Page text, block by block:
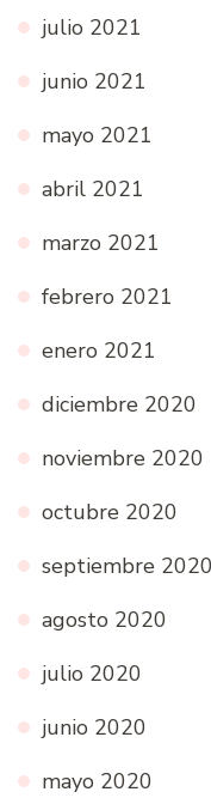
julio 2021
junio 2021
mayo 2021
abril 2021
marzo 2021
febrero 2021
enero 2021
diciembre 2020
noviembre 2020
octubre 2020
septiembre 2020
agosto 2020
julio 2020
junio 2020
mayo 2020